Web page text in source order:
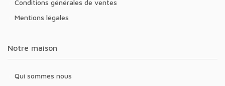
Conditions générales de ventes
Mentions légales
Notre maison
Qui sommes nous